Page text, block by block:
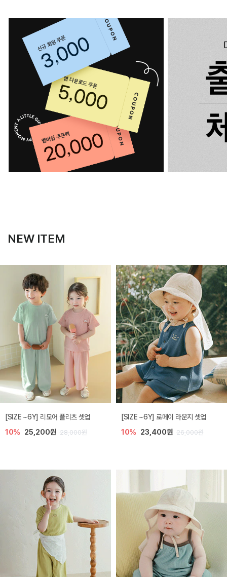
NEW ITEM
[SIZE ~6Y] 리모어 플리츠 셋업
10% 25,200원 28,000원
[SIZE ~6Y] 로메이 라운지 셋업
10% 23,400원 26,000원